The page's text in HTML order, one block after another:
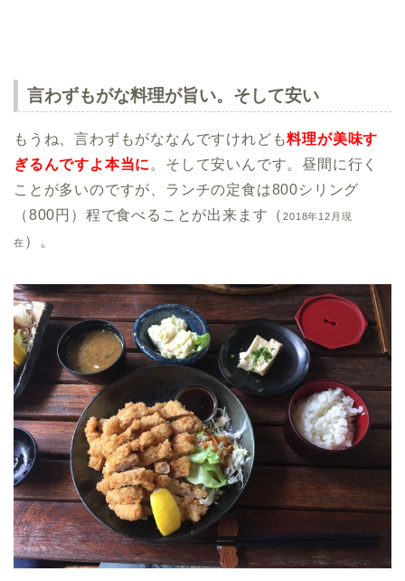
言わずもがな料理が旨い。そして安い
もうね、言わずもがななんですけれども料理が美味す
ぎるんですよ本当に 。そして安いんです。昼間に行く
ことが多いのですが、ランチの定食は800シリング
（800円）程で食べることが出来ます（2018年12月現
在 ）。